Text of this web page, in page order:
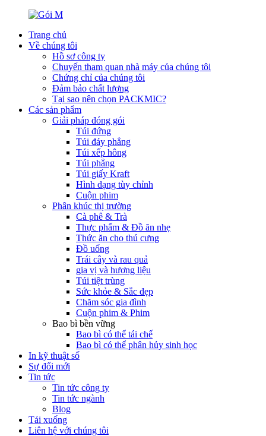
Trang chủ
Về chúng tôi
Hồ sơ công ty
Chuyến tham quan nhà máy của chúng tôi
Chứng chỉ của chúng tôi
Đảm bảo chất lượng
Tại sao nên chọn PACKMIC?
Các sản phẩm
Giải pháp đóng gói
Túi đứng
Túi đáy phẳng
Túi xếp hông
Túi phẳng
Túi giấy Kraft
Hình dạng tùy chỉnh
Cuộn phim
Phân khúc thị trường
Cà phê & Trà
Thực phẩm & Đồ ăn nhẹ
Thức ăn cho thú cưng
Đồ uống
Trái cây và rau quả
gia vị và hương liệu
Túi tiệt trùng
Sức khỏe & Sắc đẹp
Chăm sóc gia đình
Cuộn phim & Phim
Bao bì bền vững
Bao bì có thể tái chế
Bao bì có thể phân hủy sinh học
In kỹ thuật số
Sự đổi mới
Tin tức
Tin tức công ty
Tin tức ngành
Blog
Tải xuống
Liên hệ với chúng tôi